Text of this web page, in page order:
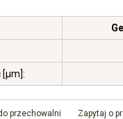
[μm]:
przechowalni Zapytaj o